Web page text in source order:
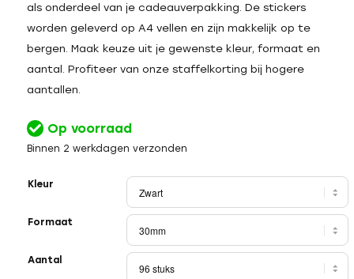
als onderdeel van je cadeauverpakking. De stickers
worden geleverd op A4 vellen en zijn makkelijk op te
bergen. Maak keuze uit je gewenste kleur, formaat en
aantal. Profiteer van onze staffelkorting bij hogere
aantallen.
Op voorraad
Binnen 2 werkdagen verzonden
Kleur
Formaat
Aantal